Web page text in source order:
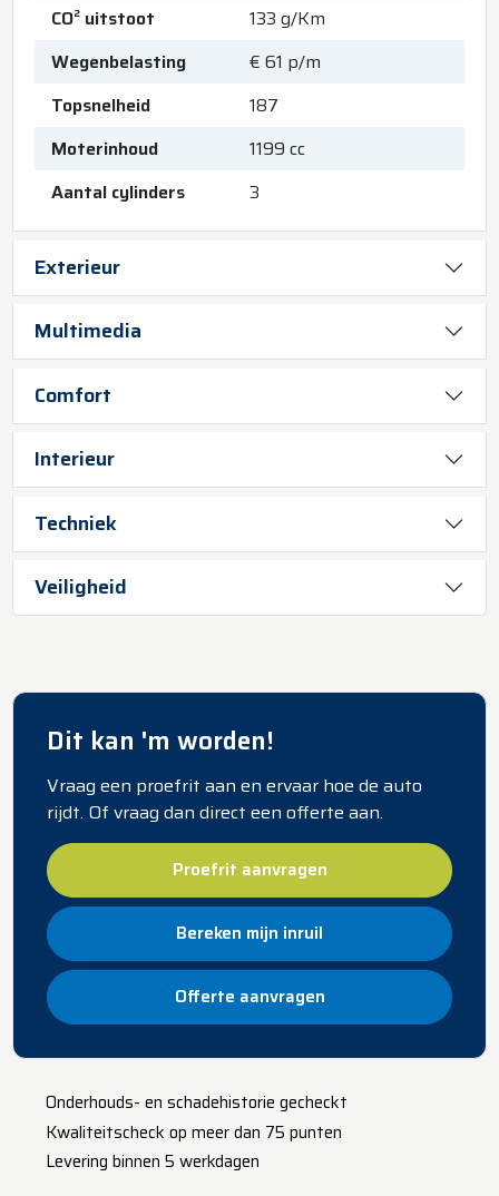
CO² uitstoot
133 g/Km
Wegenbelasting
€ 61 p/m
Topsnelheid
187
Moterinhoud
1199 cc
Aantal cylinders
3
Exterieur
Multimedia
Comfort
Interieur
Techniek
Veiligheid
Dit kan 'm worden!
Vraag een proefrit aan en ervaar hoe de auto
rijdt. Of vraag dan direct een offerte aan.
Proefrit aanvragen
Bereken mijn inruil
Offerte aanvragen
​Onderhouds- en schadehistorie gecheckt
Kwaliteitscheck op meer dan 75 punten
Levering binnen 5 werkdagen